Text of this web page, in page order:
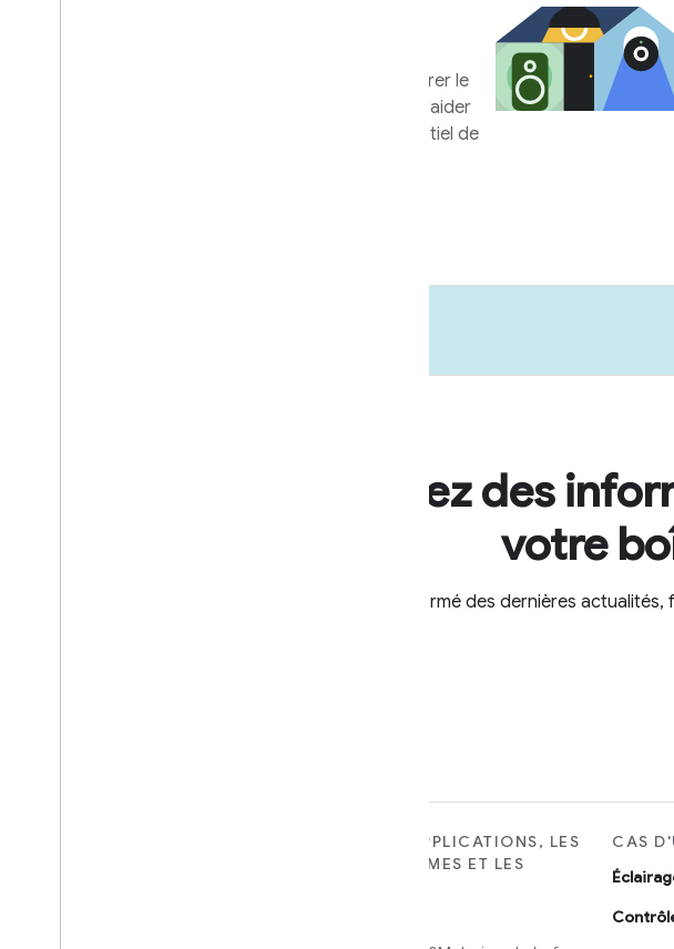
Outils et programmes permettant de tirer le
meilleur parti de votre intégration, et d'aider
les utilisateurs à exploiter tout le potentiel de
Recevez des
votre
Tenez-vous informé des dernières
POUR LES APPLICATIONS, LES
PLATES-FORMES ET LES
CAS